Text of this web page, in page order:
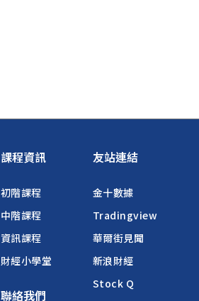
課程資訊
初階課程
中階課程
資訊課程
財經小學堂
聯絡我們
友站連結
金十數據
Tradingview
華爾街見聞
新浪財經
Stock Q